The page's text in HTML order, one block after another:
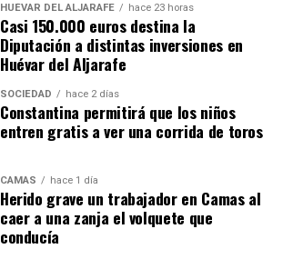
HUÉVAR DEL ALJARAFE hace 23 horas
Casi 150.000 euros destina la
Diputación a distintas inversiones en
Huévar del Aljarafe
SOCIEDAD hace 2 días
Constantina permitirá que los niños
entren gratis a ver una corrida de toros
CAMAS hace 1 día
Herido grave un trabajador en Camas al
caer a una zanja el volquete que
conducía